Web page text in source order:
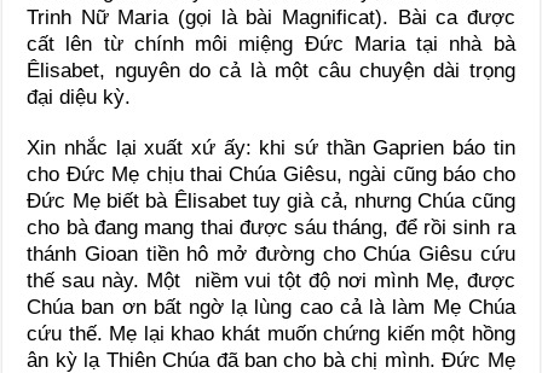
Trinh Nữ Maria (gọi là bài Magnificat). Bài ca được
cất lên từ chính môi miệng Đức Maria tại nhà bà
Êlisabet, nguyên do cả là một câu chuyện dài trọng
đại diệu kỳ.
Xin nhắc lại xuất xứ ấy: khi sứ thần Gaprien báo tin
cho Đức Mẹ chịu thai Chúa Giêsu, ngài cũng báo cho
Đức Mẹ biết bà Êlisabet tuy già cả, nhưng Chúa cũng
cho bà đang mang thai được sáu tháng, để rồi sinh ra
thánh Gioan tiền hô mở đường cho Chúa Giêsu cứu
thế sau này. Một niềm vui tột độ nơi mình Mẹ, được
Chúa ban ơn bất ngờ lạ lùng cao cả là làm Mẹ Chúa
cứu thế. Mẹ lại khao khát muốn chứng kiến một hồng
ân kỳ lạ Thiên Chúa đã ban cho bà chị mình. Đức Mẹ